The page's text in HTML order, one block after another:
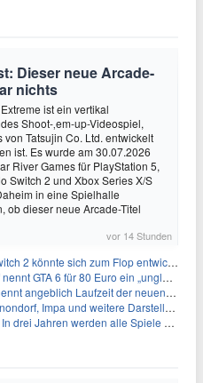
Dieser neue Arcade-
nichts
ist ein vertikal
Shoot-‚em-up-Videospiel,
von Tatsujin Co. Ltd. entwickelt
ist. Es wurde am 30.07.2026
River Games für PlayStation 5,
Switch 2 und Xbox Series X/S
in eine Spielhalle
ob dieser neue Arcade-Titel
vor 14 Stunden
2 könnte sich zum Flop entwickeln
6 für 80 Euro ein „unglaubliches Schnäppchen“
Laufzeit der neuen Gameplay-Präsentation
Impa und weitere Darsteller sollen feststehen
Jahren werden alle Spiele gestreamt